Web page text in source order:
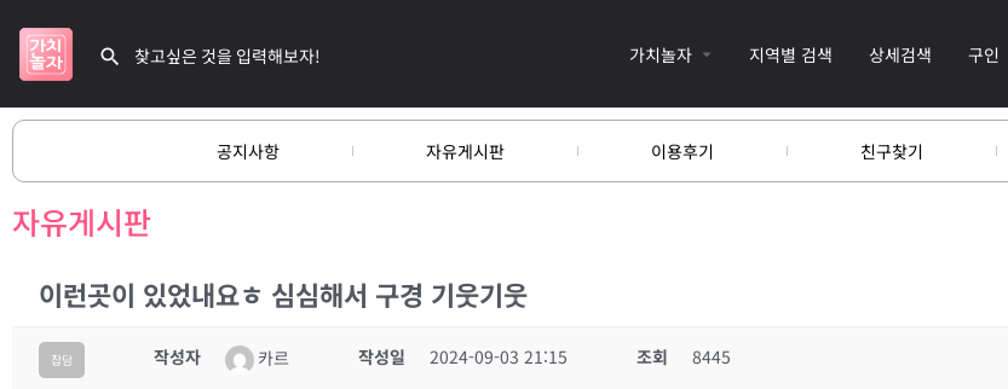
가치놀자 지역별 검색 상세검색 구인
공지사항 자유게시판 이용후기 친구찾기
자유게시판
이런곳이 있었내요ㅎ 심심해서 구경 기웃기웃
잡담 작성자 카르 작성일 2024-09-03 21:15 조회 8445